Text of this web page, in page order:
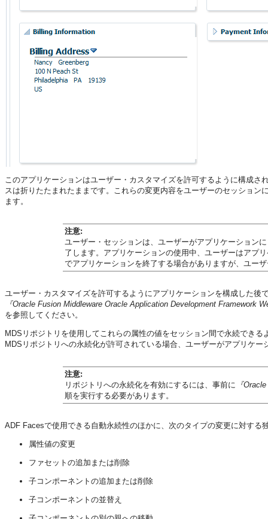
このアプリケーションはユーザー・カスタマイズを許可するように構成
スは折りたたまれたままです。これらの変更内容をユーザーのセッショ
ます。
注意:
ユーザー・セッションは、ユーザーがアプリケーション
了します。アプリケーションの使用中、ユーザーはアプ
でアプリケーションを終了する場合がありますが、ユー
ユーザー・カスタマイズを許可するようにアプリケーションを構成した
『Oracle Fusion Middleware Oracle Application Development Framework
を参照してください。
MDSリポジトリを使用してこれらの属性の値をセッション間で永続でき
MDSリポジトリへの永続化が許可されている場合、ユーザーがアプリケ
注意:
リポジトリへの永続化を有効にするには、事前に 『
順を実行する必要があります。
ADF Facesで使用できる自動永続性のほかに、次のタイプの変更に対す
属性値の変更
ファセットの追加または削除
子コンポーネントの追加または削除
子コンポーネントの並替え